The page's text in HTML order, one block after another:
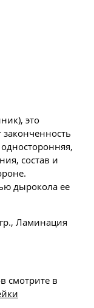
это
состав и
дырокола ее
Ламинация
смотрите в